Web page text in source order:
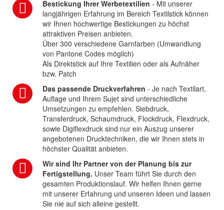
Bestickung Ihrer Werbetextilien - Mit unserer
langjährigen Erfahrung im Bereich Textilstick können
wir Ihnen hochwertige Bestickungen zu höchst
attraktiven Preisen anbieten.
Über 300 verschiedene Garnfarben (Umwandlung
von Pantone Codes möglich)
Als Direktstick auf Ihre Textilien oder als Aufnäher
bzw. Patch
Das passende Druckverfahren - Je nach Textilart,
Auflage und Ihrem Sujet sind unterschiedliche
Umsetzungen zu empfehlen. Siebdruck,
Transferdruck, Schaumdruck, Flockdruck, Flexdruck,
sowie Digiflexdruck sind nur ein Auszug unserer
angebotenen Drucktechniken, die wir Ihnen stets in
höchster Qualität anbieten.
Wir sind Ihr Partner von der Planung bis zur
Fertigstellung. Unser Team führt Sie durch den
gesamten Produktionslauf. Wir helfen Ihnen gerne
mit unserer Erfahrung und unseren Ideen und lassen
Sie nie auf sich alleine gestellt.